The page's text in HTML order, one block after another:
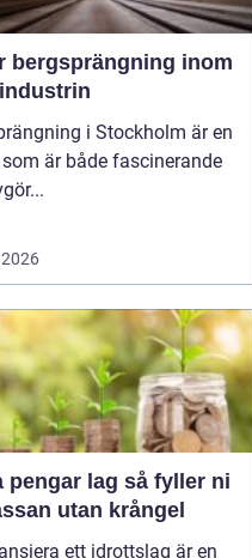
bergsprängning inom
i Stockholm är en
är både fascinerande
lag så fyller ni
utan krångel
ett idrottslag är en